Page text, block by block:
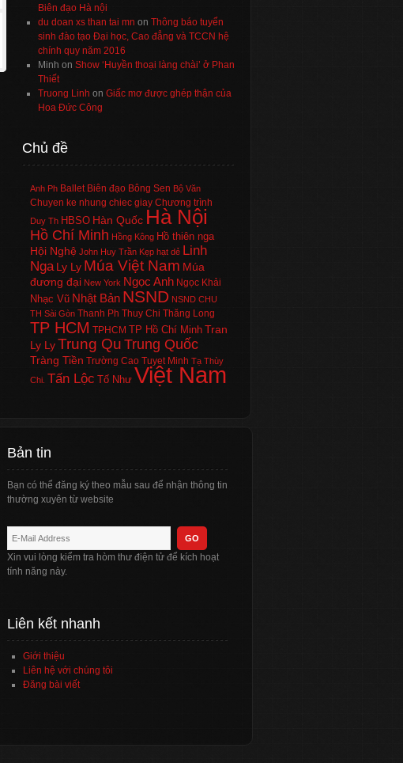
Biên đạo Hà nội
du doan xs than tai mn on Thông báo tuyển
sinh đào tạo Đại học, Cao đẳng và TCCN hệ
chính quy năm 2016
Minh on Show ‘Huyền thoại làng chài’ ở Phan
Thiết
Truong Linh on Giấc mơ được ghép thận của
Hoa Đức Công
Chủ đề
Anh Ph Ballet Biên đạo Bông Sen Bộ Văn
Chuyen ke nhung chiec giay Chương trình
Duy Th HBSO Hàn Quốc Hà Nội
Hồ Chí Minh Hồng Kông Hồ thiên nga
Hội Nghệ John Huy Trần Kẹp hạt dẻ Linh
Nga Ly Ly Múa Việt Nam Múa
đương đại New York Ngọc Anh Ngọc Khải
Nhạc Vũ Nhật Bản NSND NSND CHU
TH Sài Gòn Thanh Ph Thuy Chi Thăng Long
TP HCM TPHCM TP Hồ Chí Minh Tran
Ly LyTrung Qu Trung Quốc
Tràng Tiền Trường Cao Tuyet Minh Tạ Thùy
Chi. Tấn Lộc Tố Như Việt Nam
Bản tin
Bạn có thể đăng ký theo mẫu sau để nhận thông tin
thường xuyên từ website
Xin vui lòng kiểm tra hòm thư điện tử để kích hoạt
tính năng này.
Liên kết nhanh
Giới thiệu
Liên hệ với chúng tôi
Đăng bài viết